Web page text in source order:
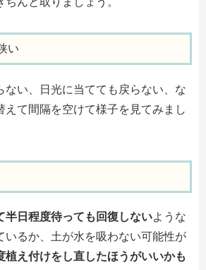
い
ない、日光に当てても戻らない、な
えて間隔を空けて様子を見てみまし
半日程度待っても回復しないような
いるか、土が水を吸わない可能性が
植え付けをし直したほうがいいかも